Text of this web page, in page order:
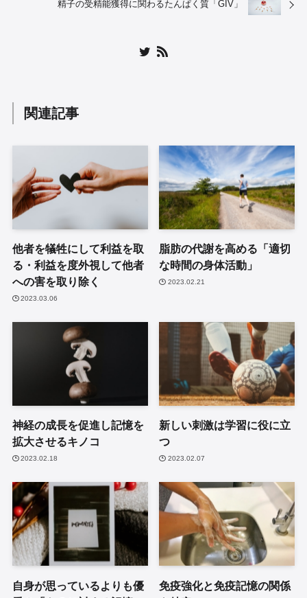
精子の受精能獲得に関わるたんぱく質「GIV」
関連記事
他者を犠牲にして利益を取
る・利益を度外視して他者
への害を取り除く
2023.03.06
脂肪の代謝を高める「適切
な時間の身体活動」
2023.02.21
神経の成長を促進し記憶を
拡大させるキノコ
2023.02.18
新しい刺激は学習に役に立
つ
2023.02.07
自身が思っているよりも優
免疫強化と免疫記憶の関係